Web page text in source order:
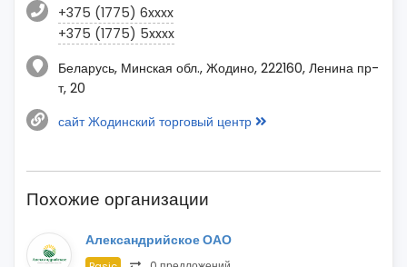
+375 (1775) 6xxxx
+375 (1775) 5xxxx
Беларусь, Минская обл., Жодино, 222160, Ленина пр-
т, 20
сайт Жодинский торговый центр
Похожие организации
Александрийское ОАО